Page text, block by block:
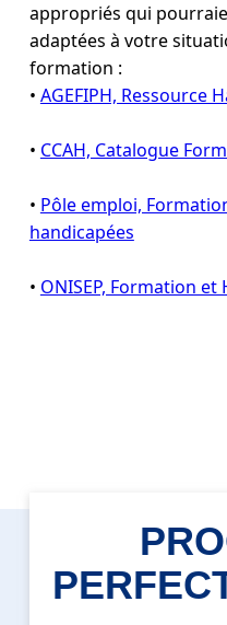
appropriés qui
adaptées à votre
formation :
• AGEFIPH, Ressource
• CCAH, Catalogue
• Pôle emploi,
handicapées
• ONISEP, Formation et